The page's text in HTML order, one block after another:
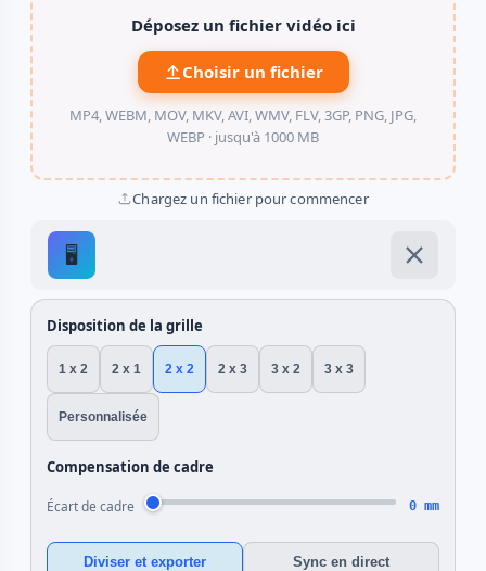
Déposez un fichier vidéo ici
Choisir un fichier
MP4, WEBM, MOV, MKV, AVI, WMV, FLV, 3GP, PNG, JPG,
WEBP · jusqu'à 1000 MB
Chargez un fichier pour commencer
🖥️
Disposition de la grille
1 x 2 2 x 1 2 x 2 2 x 3 3 x 2 3 x 3
Personnalisée
Compensation de cadre
Écart de cadre 0 mm
Diviser et exporter Sync en direct